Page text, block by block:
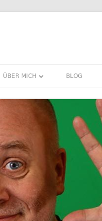
ÜBER MICH
REFERENZEN ERFAHRUNGEN UND
NEWSLETTER
BLOG